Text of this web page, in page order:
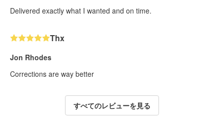
Delivered exactly what I wanted and on time.
Thx
Jon Rhodes
Corrections are way better
すべてのレビューを見る